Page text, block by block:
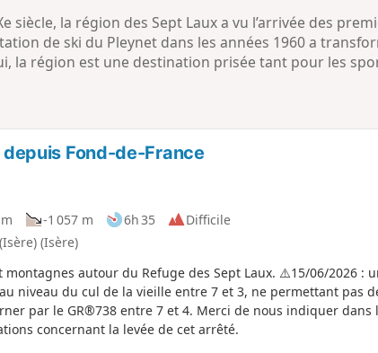
siècle, la région des Sept Laux a vu l’arrivée des
de ski du Pleynet dans les années 1960 a
la région est une destination prisée tant pour les
depuis Fond-de-France
-1 057 m 6h 35
Difficile
(Isère)
montagnes autour du Refuge des Sept Laux. ⚠️15/06/2026 :
niveau du cul de la vieille entre 7 et 3, ne permettant pas
par le GR®738 entre 7 et 4. Merci de nous indiquer dans
concernant la levée de cet arrêté.